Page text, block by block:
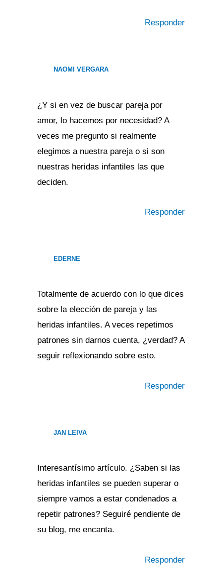
Responder
NAOMI VERGARA
¿Y si en vez de buscar pareja por
amor, lo hacemos por necesidad? A
veces me pregunto si realmente
elegimos a nuestra pareja o si son
nuestras heridas infantiles las que
deciden.
Responder
EDERNE
Totalmente de acuerdo con lo que dices
sobre la elección de pareja y las
heridas infantiles. A veces repetimos
patrones sin darnos cuenta, ¿verdad? A
seguir reflexionando sobre esto.
Responder
JAN LEIVA
Interesantísimo artículo. ¿Saben si las
heridas infantiles se pueden superar o
siempre vamos a estar condenados a
repetir patrones? Seguiré pendiente de
su blog, me encanta.
Responder